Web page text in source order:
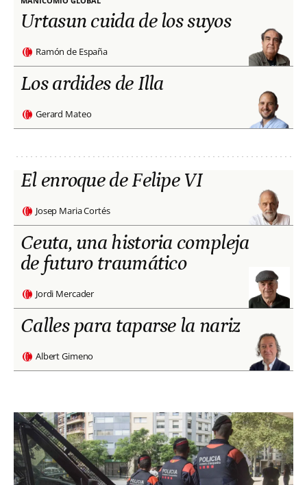
Urtasun cuida de los suyos
Ramón de España
Los ardides de Illa
Gerard Mateo
El enroque de Felipe VI
Josep Maria Cortés
Ceuta, una historia compleja
de futuro traumático
Jordi Mercader
Calles para taparse la nariz
Albert Gimeno